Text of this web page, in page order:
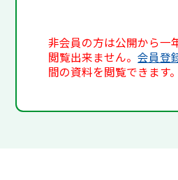
非会員の方は公開から一
閲覧出来ません。会員登
間の資料を閲覧できます。